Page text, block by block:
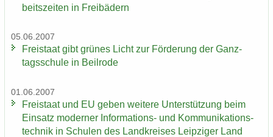
beits­zei­ten in Frei­bä­dern
05.06.2007
Frei­staat gibt grü­nes Licht zur För­de­rung der Ganz­
tags­schu­le in Beil­ro­de
01.06.2007
Frei­staat und EU geben wei­te­re Un­ter­stüt­zung beim
Ein­satz mo­der­ner Informations-​ und Kom­mu­ni­ka­ti­ons­
tech­nik in Schu­len des Land­krei­ses Leip­zi­ger Land